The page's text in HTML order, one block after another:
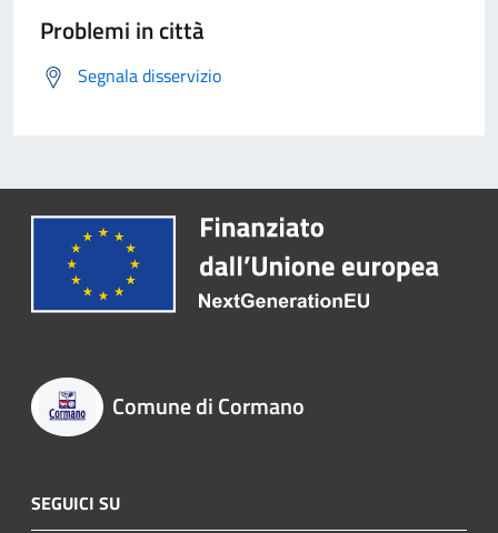
Problemi in città
Segnala disservizio
Comune di Cormano
SEGUICI SU